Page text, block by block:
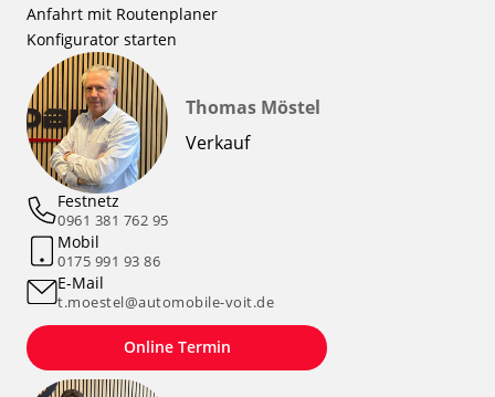
Anfahrt mit Routenplaner
Konfigurator starten
Thomas Möstel
Verkauf
Festnetz
0961 381 762 95
Mobil
0175 991 93 86
E-Mail
t.moestel@automobile-voit.de
Online Termin